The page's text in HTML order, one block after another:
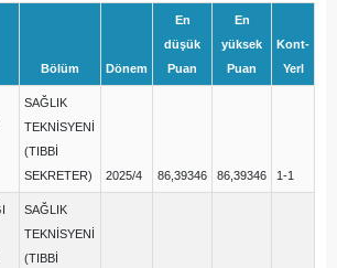
Bölüm Dönem
En
düşük
Puan
En
yüksek
Puan
Kont-
Yerl
SAĞLIK
TEKNİSYENİ
(TIBBİ
SEKRETER)
2025/4 86,39346 86,39346 1-1
SAĞLIK
TEKNİSYENİ
(TIBBİ